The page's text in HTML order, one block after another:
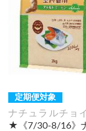
定期便対象
ナチュラルチョ
★《7/30-8/16》